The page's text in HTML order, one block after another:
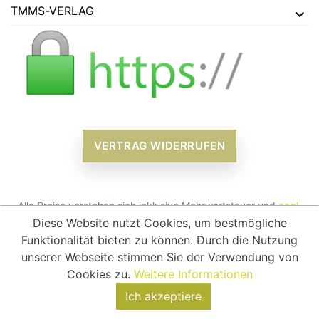
TMMS-VERLAG
VERTRAG WIDERRUFEN
Alle Preise verstehen sich inklusive Mehrwertsteuer undzzgl.
Versandkosten
© 2026 - tmms-verlag
Diese Website nutzt Cookies, um bestmögliche
Funktionalität bieten zu können. Durch die Nutzung
unserer Webseite stimmen Sie der Verwendung von
Cookies zu. Weitere Informationen
Ich akzeptiere